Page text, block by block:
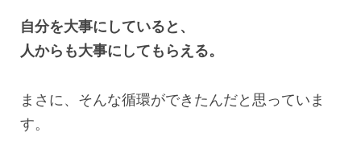
自分を大事にしていると、
人からも大事にしてもらえる。
まさに、そんな循環ができたんだと思っていま
す。